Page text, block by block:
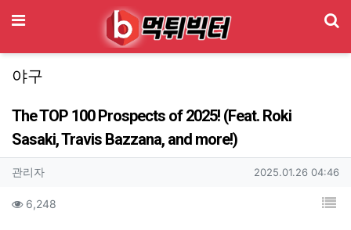
메뉴
야구
The TOP 100 Prospects of 2025! (Feat. Roki
Sasaki, Travis Bazzana, and more!)
작성자 정보
관리자작성 작성일
2025.01.26 04:46
컨텐츠 정보
6,248 목